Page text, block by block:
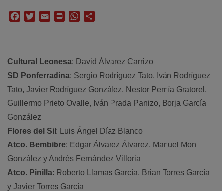
FacebookTwitterEmail Print WhatsApp
Cultural Leonesa: David Álvarez Carrizo
SD Ponferradina: Sergio Rodríguez Tato, Iván Rodríguez
Tato, Javier Rodríguez González, Nestor Pernía Gratorel,
Guillermo Prieto Ovalle, Iván Prada Panizo, Borja García
González
Flores del Sil : Luis Ángel Díaz Blanco
Atco. Bembibre: Edgar Álvarez Álvarez, Manuel Mon
González y Andrés Fernández Villoria
Atco. Pinilla: Roberto Llamas García, Brian Torres García
y Javier Torres García